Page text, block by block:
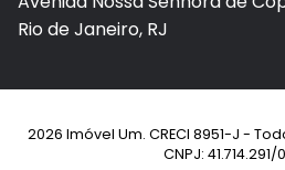
Rio de Janeiro, RJ
2026 Imóvel Um. CRECI 8951-J -
CNPJ: 41.714.291/